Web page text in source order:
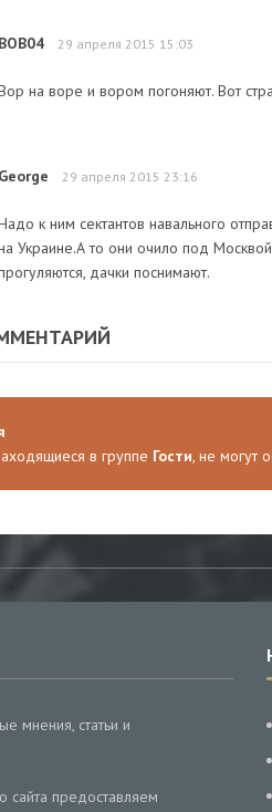
BOB04 29 апреля 2015 15:03
на воре и вором погоняют. Вот
George 29 апреля 2015 23:16
к ним сектантов навального
Украине.А то они очило под
дачки поснимают.
в группе Гости, не могут
мнения, статьи и
сайта предоставляем